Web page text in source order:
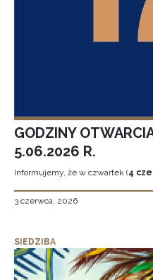
GODZINY
5.06.2026 R.
Informujemy, że w czwartek (4
3 czerwca, 2026
SIEDZIBA